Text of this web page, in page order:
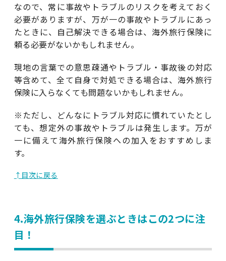
なので、常に事故やトラブルのリスクを考えておく
必要がありますが、万が一の事故やトラブルにあっ
たときに、自己解決できる場合は、海外旅行保険に
頼る必要がないかもしれません。
現地の言葉での意思疎通やトラブル・事故後の対応
等含めて、全て自身で対処できる場合は、海外旅行
保険に入らなくても問題ないかもしれません。
※ただし、どんなにトラブル対応に慣れていたとし
ても、想定外の事故やトラブルは発生します。万が
一に備えて海外旅行保険への加入をおすすめしま
す。
↑目次に戻る
4.海外旅行保険を選ぶときはこの2つに注
目！